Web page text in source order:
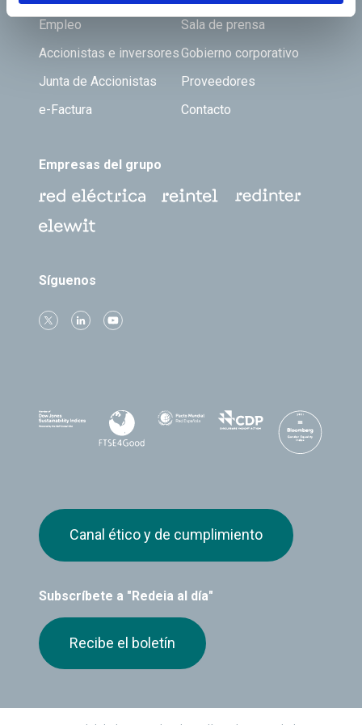
Empleo
Sala de prensa
Accionistas e inversoresGobierno corporativo
Junta de Accionistas
Proveedores
e-Factura
Contacto
Empresas del grupo
Síguenos
Subscríbete a "Redeia al día"
Recibe el boletín
Canal ético y de cumplimiento